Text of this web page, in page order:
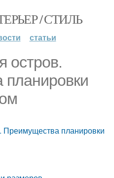
/ СТИЛЬ
статьи
остров.
Преимущества планировки